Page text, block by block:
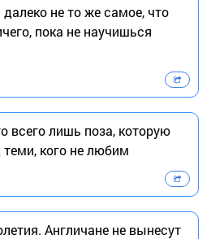
не то же самое, что
пока не научишься
всего лишь поза, которую
кого не любим
Англичане не вынесут